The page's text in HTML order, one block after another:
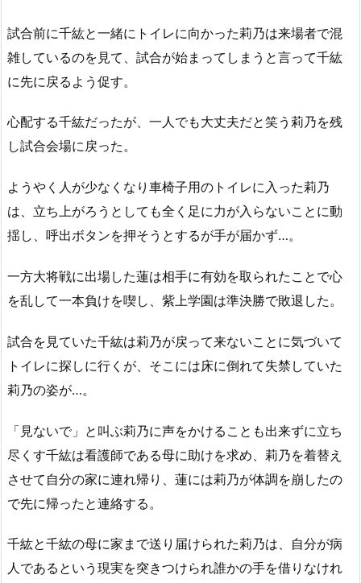
試合前に千紘と一緒にトイレに向かった莉乃は来場者で混
雑しているのを見て、試合が始まってしまうと言って千紘
に先に戻るよう促す。
心配する千紘だったが、一人でも大丈夫だと笑う莉乃を残
し試合会場に戻った。
ようやく人が少なくなり車椅子用のトイレに入った莉乃
は、立ち上がろうとしても全く足に力が入らないことに動
揺し、呼出ボタンを押そうとするが手が届かず…。
一方大将戦に出場した蓮は相手に有効を取られたことで心
を乱して一本負けを喫し、紫上学園は準決勝で敗退した。
試合を見ていた千紘は莉乃が戻って来ないことに気づいて
トイレに探しに行くが、そこには床に倒れて失禁していた
莉乃の姿が…。
「見ないで」と叫ぶ莉乃に声をかけることも出来ずに立ち
尽くす千紘は看護師である母に助けを求め、莉乃を着替え
させて自分の家に連れ帰り、蓮には莉乃が体調を崩したの
で先に帰ったと連絡する。
千紘と千紘の母に家まで送り届けられた莉乃は、自分が病
人であるという現実を突きつけられ誰かの手を借りなけれ